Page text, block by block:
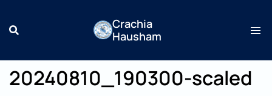
Inhalt
springen
Crachia
Hausham
20240810_190300-scaled